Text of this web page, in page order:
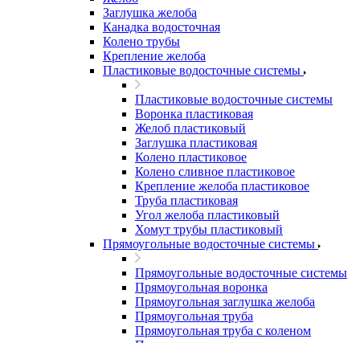
Заглушка желоба
Канадка водосточная
Колено трубы
Крепление желоба
Пластиковые водосточные системы
Пластиковые водосточные системы
Воронка пластиковая
Желоб пластиковый
Заглушка пластиковая
Колено пластиковое
Колено сливное пластиковое
Крепление желоба пластиковое
Труба пластиковая
Угол желоба пластиковый
Хомут трубы пластиковый
Прямоугольные водосточные системы
Прямоугольные водосточные системы
Прямоугольная воронка
Прямоугольная заглушка желоба
Прямоугольная труба
Прямоугольная труба c коленом